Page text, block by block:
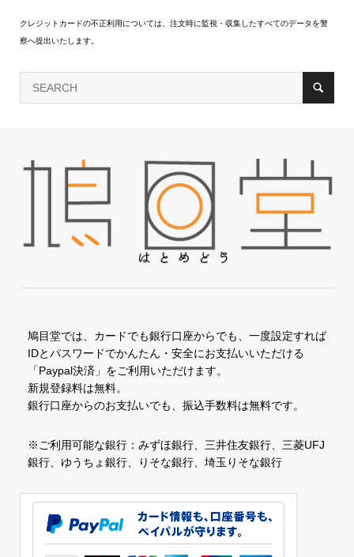
クレジットカードの不正利用については、注文時に監視・収集したすべてのデータを警
察へ提出いたします。
鳩目堂では、カードでも銀行口座からでも、一度設定すれば
IDとパスワードでかんたん・安全にお支払いいただける
「Paypal決済」をご利用いただけます。
新規登録料は無料。
銀行口座からのお支払いでも、振込手数料は無料です。
※ご利用可能な銀行：みずほ銀行、三井住友銀行、三菱UFJ
銀行、ゆうちょ銀行、りそな銀行、埼玉りそな銀行